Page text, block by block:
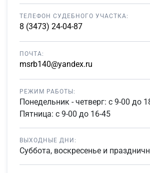
ТЕЛЕФОН СУДЕБНОГО УЧАСТКА:
8 (3473) 24-04-87
ПОЧТА:
msrb140@yandex.ru
РЕЖИМ РАБОТЫ:
Понедельник - четверг: с 9-00 до
Пятница: с 9-00 до 16-45
ВЫХОДНЫЕ ДНИ:
Суббота, воскресенье и